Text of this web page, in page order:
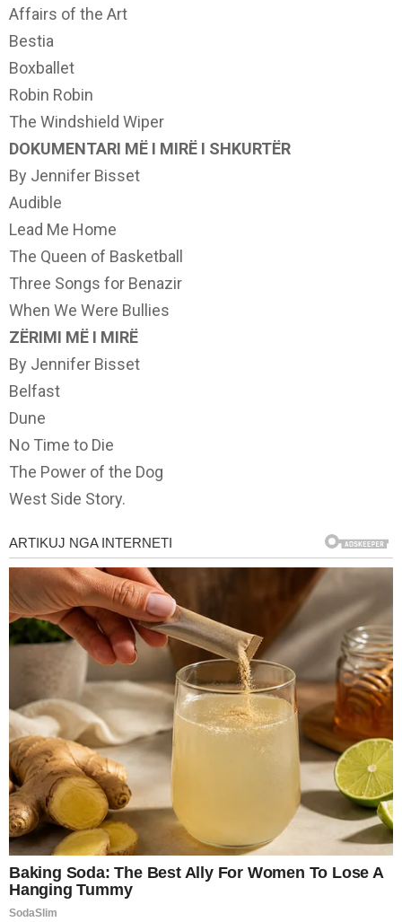
Affairs of the Art
Bestia
Boxballet
Robin Robin
The Windshield Wiper
DOKUMENTARI MË I MIRË I SHKURTËR
By Jennifer Bisset
Audible
Lead Me Home
The Queen of Basketball
Three Songs for Benazir
When We Were Bullies
ZËRIMI MË I MIRË
By Jennifer Bisset
Belfast
Dune
No Time to Die
The Power of the Dog
West Side Story.